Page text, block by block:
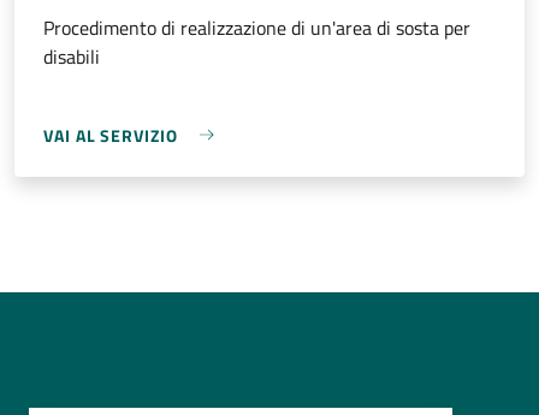
Procedimento di realizzazione di un'area di sosta per
disabili
VAI AL SERVIZIO